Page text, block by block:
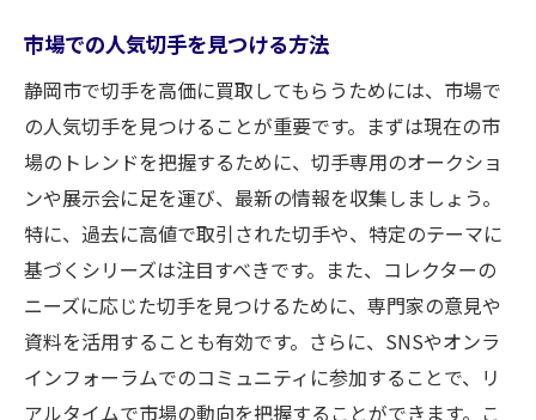
市場での人気切手を見つける方法
静岡市で切手を高価に買取してもらうためには、市場で
の人気切手を見つけることが重要です。まずは現在の市
場のトレンドを把握するために、切手専用のオークショ
ンや展示会に足を運び、最新の情報を収集しましょう。
特に、過去に高値で取引された切手や、特定のテーマに
基づくシリーズは注目すべきです。また、コレクターの
ニーズに応じた切手を見つけるために、専門家の意見や
資料を活用することも有効です。さらに、SNSやオンラ
インフォーラムでのコミュニティに参加することで、リ
アルタイムで市場の動向を把握することができます。こ